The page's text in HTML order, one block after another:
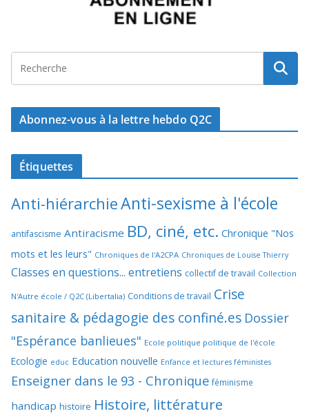
Abonnez-vous à la lettre hebdo Q2C
Étiquettes
Anti-hiérarchieAnti-sexisme à l'école
antifascisme Antiracisme BD, ciné, etc. Chronique "Nos
mots et les leurs" Chroniques de l'A2CPA Chroniques de Louise Thierry
Classes en questions... entretiens collectif de travail Collection
N'Autre école / Q2C (Libertalia) Conditions de travail Crise
sanitaire & pédagogie des confiné.es Dossier
"Espérance banlieues" Ecole politique politique de l'école
Ecologie educ Education nouvelle Enfance et lectures féministes
Enseigner dans le 93 - Chronique féminisme
handicap histoire Histoire, littérature